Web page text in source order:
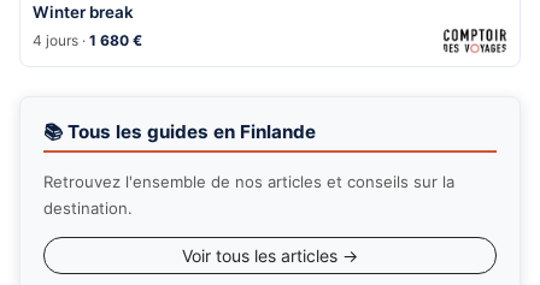
Winter break
4 jours ·1 680 €
📚 Tous les guides en Finlande
Retrouvez l'ensemble de nos articles et conseils sur la
destination.
Voir tous les articles →